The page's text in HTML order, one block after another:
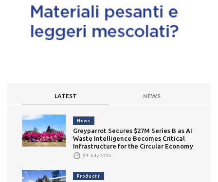
LATEST NEWS
News
Greyparrot Secures $27M Series B as AI
Waste Intelligence Becomes Critical
Infrastructure for the Circular Economy
31 July 2026
Products